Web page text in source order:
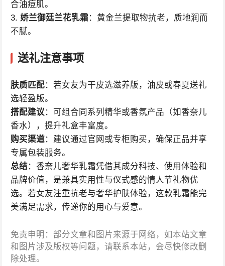
合油痘肌。
3. 娇兰御廷兰花乳霜 ：黄金兰提取物抗老，质地润而
不腻。
送礼注意事项
肤质匹配：若女友为干皮选滋养版，油皮或春夏送礼
选轻盈版。
搭配建议 ：可组合同系列精华或香氛产品（如香奈儿
香水），提升礼盒丰富度。
购买渠道：建议通过官网或专柜购买，确保正品并享
专属包装服务。
总结：香奈儿奢华乳霜凭借其成分科技、使用体验和
品牌价值，是兼具实用性与仪式感的情人节礼物优
选。若女友注重抗老与奢华护肤体验，这款乳霜能完
美满足需求，传递你的用心与爱意。
免责申明：部分文章和图片来源于网络，如本站文章
和图片涉及版权等问题，请联系本站，会尽快修改删
除处理。